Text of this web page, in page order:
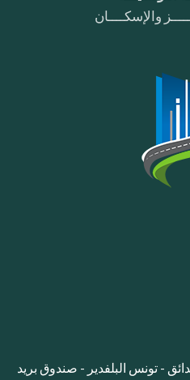
والإسكــــان
- تونس البلفدير - صندوق بريد